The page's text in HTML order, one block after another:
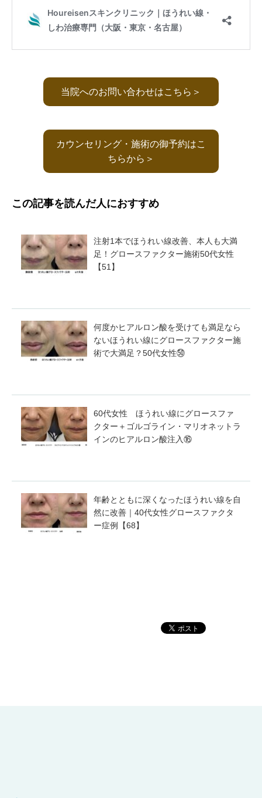
当院へのお問い合わせはこちら＞
カウンセリング・施術の御予約はこ
ちらから＞
この記事を読んだ人におすすめ
注射1本でほうれい線改善、本人も大満
足！グロースファクター施術50代女性
【51】
何度かヒアルロン酸を受けても満足なら
ないほうれい線にグロースファクター施
術で大満足？50代女性㊿
60代女性 ほうれい線にグロースファ
クター＋ゴルゴライン・マリオネットラ
インのヒアルロン酸注入⑯
年齢とともに深くなったほうれい線を自
然に改善｜40代女性グロースファクタ
ー症例【68】